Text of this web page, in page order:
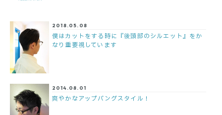
2018.05.08
僕はカットをする時に『後頭部のシルエット』をか
なり重要視しています
2014.08.01
爽やかなアップバングスタイル！